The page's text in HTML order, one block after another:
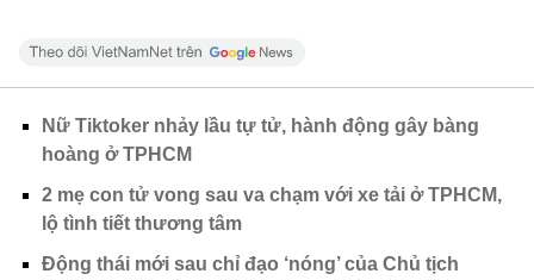
Nữ Tiktoker nhảy lầu tự tử, hành động gây bàng
hoàng ở TPHCM
2 mẹ con tử vong sau va chạm với xe tải ở TPHCM,
lộ tình tiết thương tâm
Động thái mới sau chỉ đạo ‘nóng’ của Chủ tịch